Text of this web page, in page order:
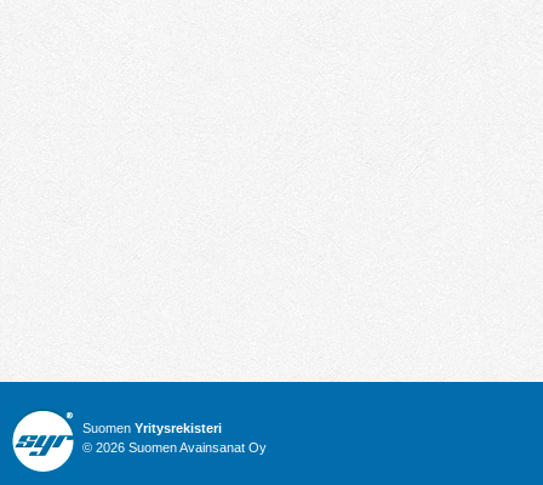
Suomen Yritysrekisteri
© 2026 Suomen Avainsanat Oy